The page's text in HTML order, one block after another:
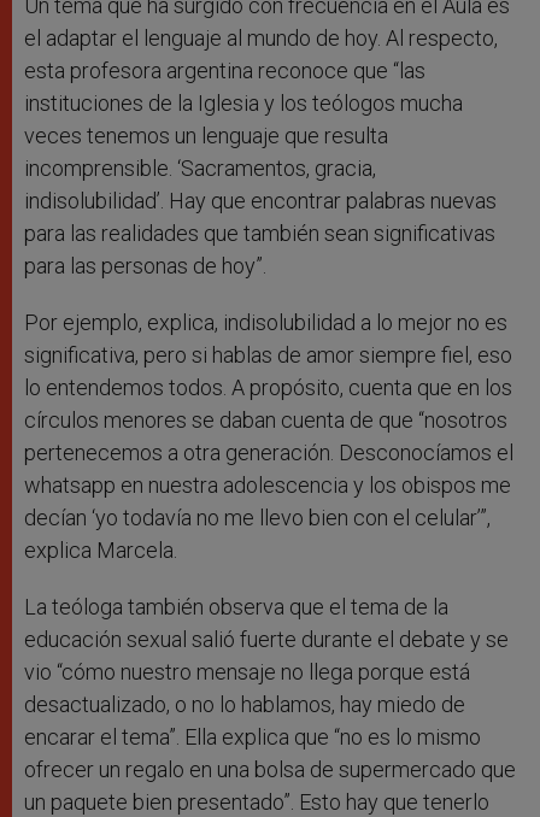
Un tema que ha surgido con frecuencia en el Aula es
el adaptar el lenguaje al mundo de hoy. Al respecto,
esta profesora argentina reconoce que “las
instituciones de la Iglesia y los teólogos mucha
veces tenemos un lenguaje que resulta
incomprensible. ‘Sacramentos, gracia,
indisolubilidad’. Hay que encontrar palabras nuevas
para las realidades que también sean significativas
para las personas de hoy”.
Por ejemplo, explica, indisolubilidad a lo mejor no es
significativa, pero si hablas de amor siempre fiel, eso
lo entendemos todos. A propósito, cuenta que en los
círculos menores se daban cuenta de que “nosotros
pertenecemos a otra generación. Desconocíamos el
whatsapp en nuestra adolescencia y los obispos me
decían ‘yo todavía no me llevo bien con el celular’”,
explica Marcela.
La teóloga también observa que el tema de la
educación sexual salió fuerte durante el debate y se
vio “cómo nuestro mensaje no llega porque está
desactualizado, o no lo hablamos, hay miedo de
encarar el tema”. Ella explica que “no es lo mismo
ofrecer un regalo en una bolsa de supermercado que
un paquete bien presentado”. Esto hay que tenerlo